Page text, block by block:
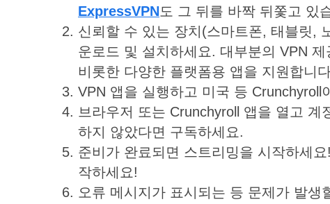
ExpressVPN도 그 뒤를 바짝 뒤쫓고 있
신뢰할 수 있는 장치(스마트폰, 태블릿,
운로드 및 설치하세요. 대부분의 VPN 제
비롯한 다양한 플랫폼용 앱을 지원합니
VPN 앱을 실행하고 미국 등
브라우저 또는 Crunchyroll 앱을 열고
하지 않았다면 구독하세요.
준비가 완료되면 스트리밍을 시작하세
작하세요!
오류 메시지가 표시되는 등 문제가 발